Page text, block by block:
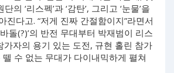
의 ‘리스펙’과 ‘감탄’, 그리고 ‘눈물’을
진다고. “저게 진짜 간절함이지”라면서
돌(?)’의 반전 무대부터 박재범이 리스
가자의 용기 있는 도전, 규현 홀린 참가
수 없는 무대가 다이내믹하게 펼쳐